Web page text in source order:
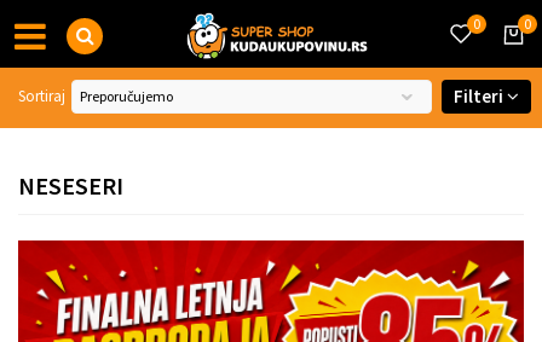
0
0
NESESERI
Sortiraj Filteri